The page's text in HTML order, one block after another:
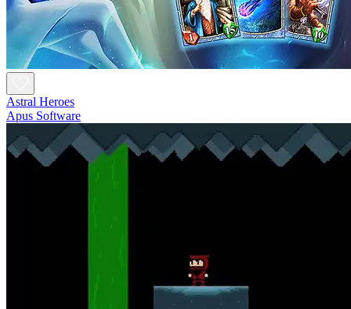
Astral Heroes
Apus Software